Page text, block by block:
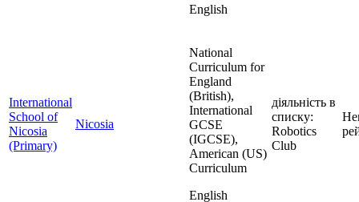
English
International
School of
Nicosia
(Primary)
Nicosia
National
Curriculum for
England
(British),
International
GCSE
(IGCSE),
American (US)
Curriculum
English
діяльність в
списку:
Robotics
Club